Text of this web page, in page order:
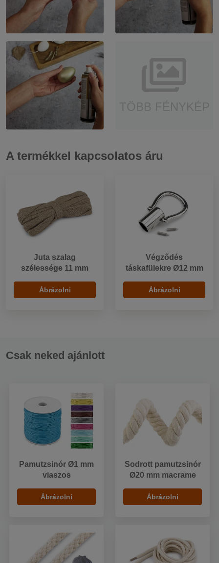
A termékkel kapcsolatos áru
Juta szalag
szélessége 11 mm
Ábrázolni
Végződés
táskafülekre Ø12 mm
Ábrázolni
Csak neked ajánlott
Pamutzsinór Ø1 mm
viaszos
Ábrázolni
Sodrott pamutzsinór
Ø20 mm macrame
Ábrázolni